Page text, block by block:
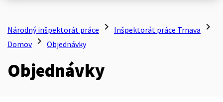
Národný inšpektorát práce chevron_right Inšpektorát práce Trnava chevron_right
Domov chevron_right Objednávky
Objednávky